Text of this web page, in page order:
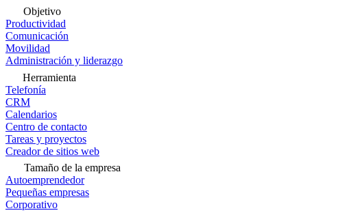
Objetivo
Productividad
Comunicación
Movilidad
Administración y liderazgo
Herramienta
Telefonía
CRM
Calendarios
Centro de contacto
Tareas y proyectos
Creador de sitios web
Tamaño de la empresa
Autoemprendedor
Pequeñas empresas
Corporativo